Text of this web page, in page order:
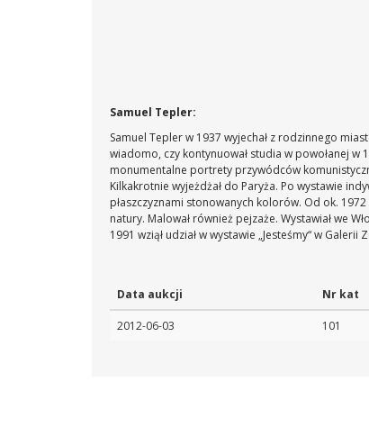
Samuel Tepler:
Samuel Tepler w 1937 wyjechał z rodzinnego
wiadomo, czy kontynuował studia w powołanej w
monumentalne portrety przywódców
Kilkakrotnie wyjeżdżał do Paryża. Po wystawie
płaszczyznami stonowanych kolorów. Od ok.
natury. Malował również pejzaże. Wystawiał we
1991 wziął udział w wystawie „Jesteśmy“ w Galerii
Data aukcji Nr kat
2012-06-03 101